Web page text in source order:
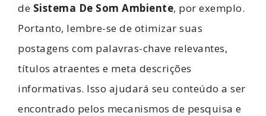
de Sistema De Som Ambiente, por exemplo.
Portanto, lembre-se de otimizar suas
postagens com palavras-chave relevantes,
títulos atraentes e meta descrições
informativas. Isso ajudará seu conteúdo a ser
encontrado pelos mecanismos de pesquisa e